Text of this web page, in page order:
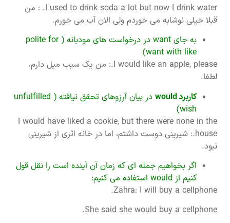
I used to drink soda a lot but now I drink water. : من
قبلا خیلی نوشابه می خوردم ولی الان آب می خورم.
به جای want در درخواست های مودبانه ( polite for
want with like)
I would like an apple, please.: من یک سیب میل دارم،
لطفا.
کاربردwould
در بیان آرزوهای تحقق نیافته ( unfulfilled
wish)
I would have liked a cookie, but there were none in the
house.: شیرینی دوست داشتم، اما در خانه اثری از شیرینی
نبود.
اگر بخواهیم جمله ای که زمان آن آینده است را نقل قول
کنیم از would استفاده می کنیم:
Zahra: I will buy a cellphone.
She said she would buy a cellphone.